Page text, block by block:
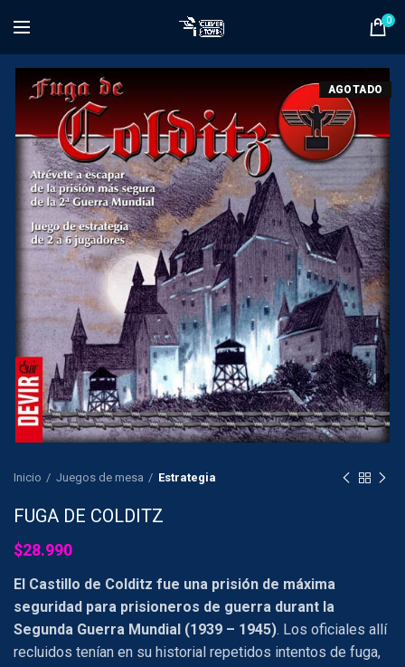
0
AGOTADO
Inicio Juegos de mesa Estrategia
FUGA DE COLDITZ
$28.990
El Castillo de Colditz fue una prisión de máxima
seguridad para prisioneros de guerra durant la
Segunda Guerra Mundial (1939 – 1945). Los oficiales allí
recluidos tenían en su historial repetidos intentos de fuga,